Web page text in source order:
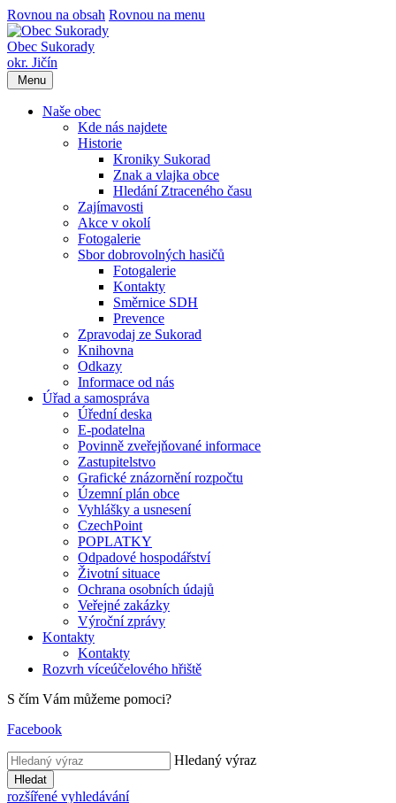
Rovnou na obsah Rovnou na menu
Obec Sukorady
okr. Jičín
Menu
Naše obec
Kde nás najdete
Historie
Kroniky Sukorad
Znak a vlajka obce
Hledání Ztraceného času
Zajímavosti
Akce v okolí
Fotogalerie
Sbor dobrovolných hasičů
Fotogalerie
Kontakty
Směrnice SDH
Prevence
Zpravodaj ze Sukorad
Knihovna
Odkazy
Informace od nás
Úřad a samospráva
Úřední deska
E-podatelna
Povinně zveřejňované informace
Zastupitelstvo
Grafické znázornění rozpočtu
Územní plán obce
Vyhlášky a usnesení
CzechPoint
POPLATKY
Odpadové hospodářství
Životní situace
Ochrana osobních údajů
Veřejné zakázky
Výroční zprávy
Kontakty
Kontakty
Rozvrh víceúčelového hřiště
S čím Vám můžeme pomoci?
Facebook
Hledaný výraz
Hledat
rozšířené vyhledávání